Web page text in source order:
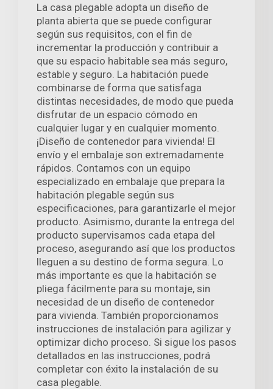
La casa plegable adopta un diseño de
planta abierta que se puede configurar
según sus requisitos, con el fin de
incrementar la producción y contribuir a
que su espacio habitable sea más seguro,
estable y seguro. La habitación puede
combinarse de forma que satisfaga
distintas necesidades, de modo que pueda
disfrutar de un espacio cómodo en
cualquier lugar y en cualquier momento.
¡Diseño de contenedor para vivienda! El
envío y el embalaje son extremadamente
rápidos. Contamos con un equipo
especializado en embalaje que prepara la
habitación plegable según sus
especificaciones, para garantizarle el mejor
producto. Asimismo, durante la entrega del
producto supervisamos cada etapa del
proceso, asegurando así que los productos
lleguen a su destino de forma segura. Lo
más importante es que la habitación se
pliega fácilmente para su montaje, sin
necesidad de un diseño de contenedor
para vivienda. También proporcionamos
instrucciones de instalación para agilizar y
optimizar dicho proceso. Si sigue los pasos
detallados en las instrucciones, podrá
completar con éxito la instalación de su
casa plegable.